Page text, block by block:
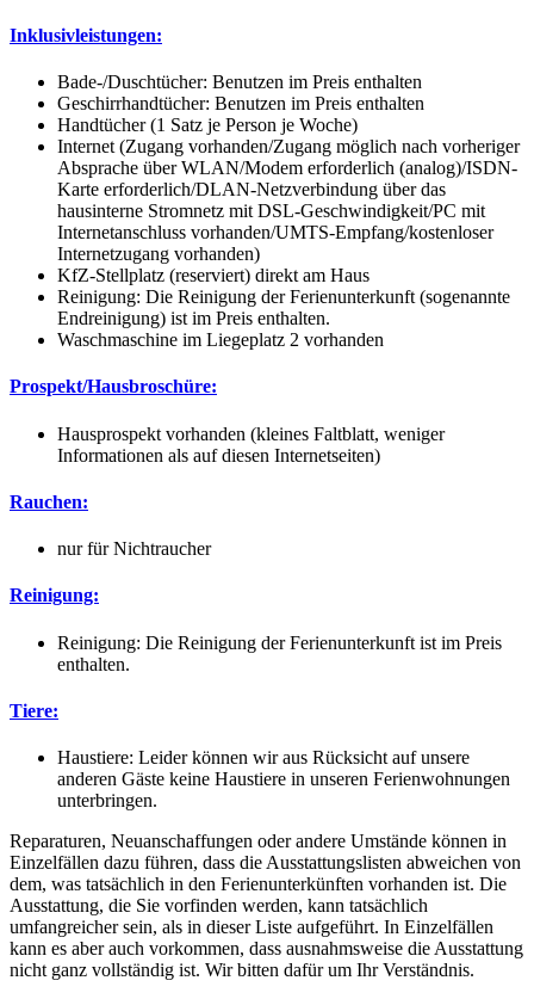
Inklusivleistungen:
Bade-/Duschtücher: Benutzen im Preis enthalten
Geschirrhandtücher: Benutzen im Preis enthalten
Handtücher (1 Satz je Person je Woche)
Internet (Zugang vorhanden/Zugang möglich nach vorheriger
Absprache über WLAN/Modem erforderlich (analog)/ISDN-
Karte erforderlich/DLAN-Netzverbindung über das
hausinterne Stromnetz mit DSL-Geschwindigkeit/PC mit
Internetanschluss vorhanden/UMTS-Empfang/kostenloser
Internetzugang vorhanden)
KfZ-Stellplatz (reserviert) direkt am Haus
Reinigung: Die Reinigung der Ferienunterkunft (sogenannte
Endreinigung) ist im Preis enthalten.
Waschmaschine im Liegeplatz 2 vorhanden
Prospekt/Hausbroschüre:
Hausprospekt vorhanden (kleines Faltblatt, weniger
Informationen als auf diesen Internetseiten)
Rauchen:
nur für Nichtraucher
Reinigung:
Reinigung: Die Reinigung der Ferienunterkunft ist im Preis
enthalten.
Tiere:
Haustiere: Leider können wir aus Rücksicht auf unsere
anderen Gäste keine Haustiere in unseren Ferienwohnungen
unterbringen.
Reparaturen, Neuanschaffungen oder andere Umstände können in
Einzelfällen dazu führen, dass die Ausstattungslisten abweichen von
dem, was tatsächlich in den Ferienunterkünften vorhanden ist. Die
Ausstattung, die Sie vorfinden werden, kann tatsächlich
umfangreicher sein, als in dieser Liste aufgeführt. In Einzelfällen
kann es aber auch vorkommen, dass ausnahmsweise die Ausstattung
nicht ganz vollständig ist. Wir bitten dafür um Ihr Verständnis.